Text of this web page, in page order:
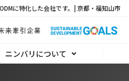
に特化した会社です。| 京都・福知山市
ニンバリについて